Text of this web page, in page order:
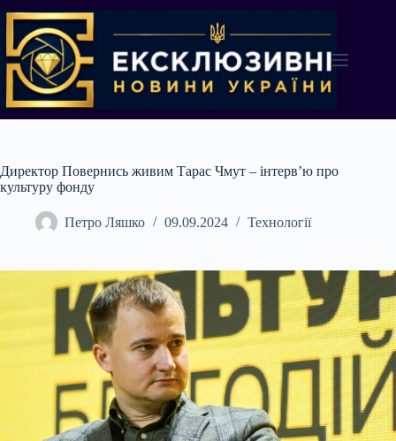
до
вмісту
Директор Повернись живим Тарас Чмут – інтерв’ю про
культуру фонду
Петро Ляшко 09.09.2024 Технології